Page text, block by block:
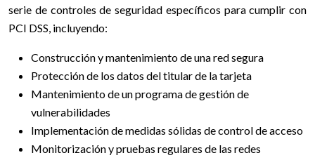
serie de controles de seguridad específicos para cumplir con
PCI DSS, incluyendo:
Construcción y mantenimiento de una red segura
Protección de los datos del titular de la tarjeta
Mantenimiento de un programa de gestión de
vulnerabilidades
Implementación de medidas sólidas de control de acceso
Monitorización y pruebas regulares de las redes